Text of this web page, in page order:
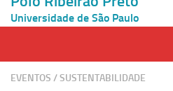
Universidade de São Paulo
Página Inicial
EVENTOS /SUSTENTABILIDADE